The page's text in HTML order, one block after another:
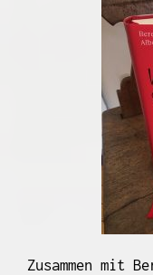
Zusammen mit